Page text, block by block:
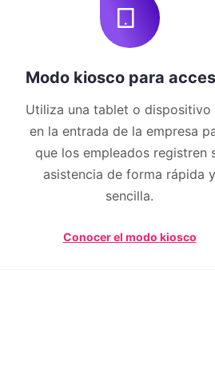
Modo kiosco para
Utiliza una tablet o dispositivo
en la entrada de la empresa
que los empleados registren
asistencia de forma rápida y
sencilla.
Conocer el modo kiosco